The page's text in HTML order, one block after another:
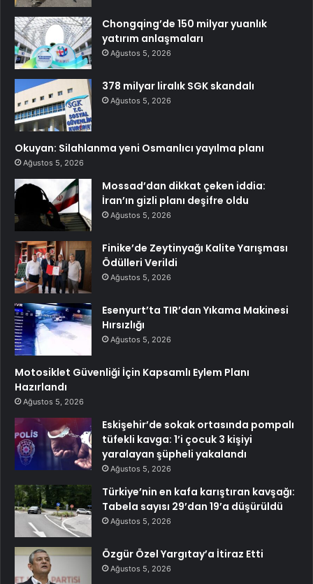
Chongqing’de 150 milyar yuanlık
yatırım anlaşmaları
Ağustos 5, 2026
378 milyar liralık SGK skandalı
Ağustos 5, 2026
Okuyan: Silahlanma yeni Osmanlıcı yayılma planı
Ağustos 5, 2026
Mossad’dan dikkat çeken iddia:
İran’ın gizli planı deşifre oldu
Ağustos 5, 2026
Finike’de Zeytinyağı Kalite Yarışması
Ödülleri Verildi
Ağustos 5, 2026
Esenyurt’ta TIR’dan Yıkama Makinesi
Hırsızlığı
Ağustos 5, 2026
Motosiklet Güvenliği İçin Kapsamlı Eylem Planı
Hazırlandı
Ağustos 5, 2026
Eskişehir’de sokak ortasında pompalı
tüfekli kavga: 1’i çocuk 3 kişiyi
yaralayan şüpheli yakalandı
Ağustos 5, 2026
Türkiye’nin en kafa karıştıran kavşağı:
Tabela sayısı 29’dan 19’a düşürüldü
Ağustos 5, 2026
Özgür Özel Yargıtay’a İtiraz Etti
Ağustos 5, 2026